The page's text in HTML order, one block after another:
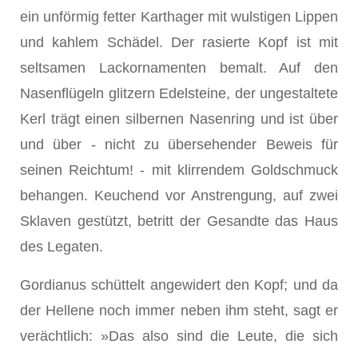
ein unförmig fetter Karthager mit wulstigen Lippen
und kahlem Schädel. Der rasierte Kopf ist mit
seltsamen Lackornamenten bemalt. Auf den
Nasenflügeln glitzern Edelsteine, der ungestaltete
Kerl trägt einen silbernen Nasenring und ist über
und über - nicht zu übersehender Beweis für
seinen Reichtum! - mit klirrendem Goldschmuck
behangen. Keuchend vor Anstrengung, auf zwei
Sklaven gestützt, betritt der Gesandte das Haus
des Legaten.
Gordianus schüttelt angewidert den Kopf; und da
der Hellene noch immer neben ihm steht, sagt er
verächtlich: »Das also sind die Leute, die sich